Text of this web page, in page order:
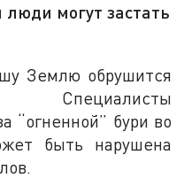
могут застать
Землю обрушится
Специалисты
“огненной” бури во
быть нарушена